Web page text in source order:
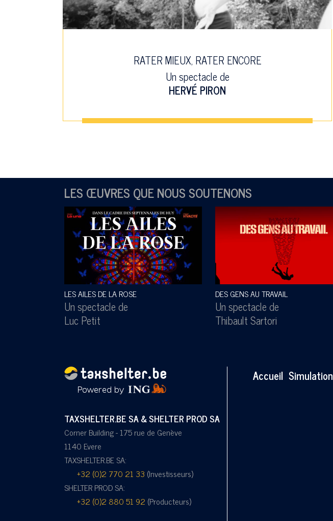
RATER MIEUX, RATER ENCORE
Un spectacle de
HERVÉ PIRON
LES ŒUVRES QUE NOUS SOUTENONS
LES AILES DE LA ROSE
Un spectacle de
Luc Petit
DES GENS AU TRAVAIL
Un spectacle de
Thibault Sartori
TAXSHELTER.BE SA & SHELTER PROD SA
Corner Building - 175 rue de Genève
1140 Evere
TAXSHELTER.BE SA:
+32 (0)2 770 21 33 (Investisseurs)
SHELTER PROD SA:
+32 (0)2 880 51 92 (Producteurs)
Accueil Simulation